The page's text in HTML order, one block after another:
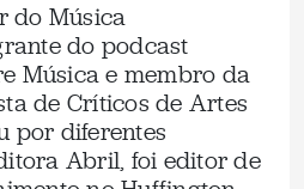
do Música
do podcast
Música e membro da
de Críticos de Artes
por diferentes
Abril, foi editor de